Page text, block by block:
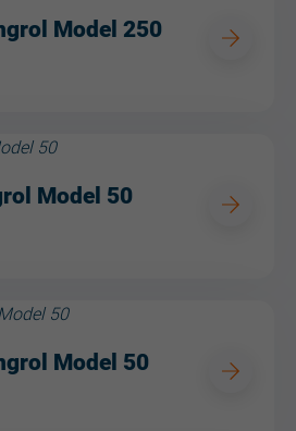
Model 250
Model 50
Model 50